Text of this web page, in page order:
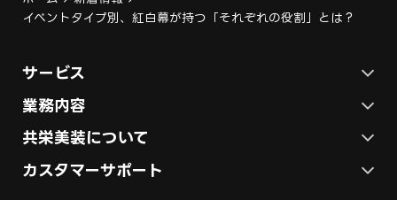
イベントタイプ別、紅白幕が持つ「それぞれの役割」とは？
サービス
ステージ施工プラン
テント施工プラン
展示会ブース制作
業務内容
各種イベントの総合サービス
展示会ブース装飾・デザイン
共栄美装について
会社概要
カスタマーサポート